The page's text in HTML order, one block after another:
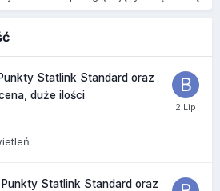
Statlink Standard oraz
duże ilości
Statlink Standard oraz